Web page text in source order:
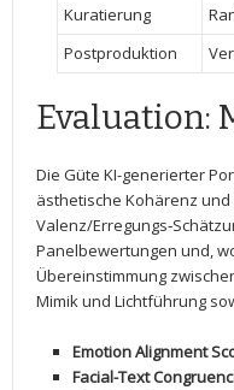
Kuratierung
Postproduktion
Evaluation:​
Die ⁤Güte KI-generierter
ästhetische Kohärenz
Valenz/
Panelbewertungen⁣ und,
Übereinstimmung
Mimik und Lichtführung
Emotion ‍Alignment
Facial-Text